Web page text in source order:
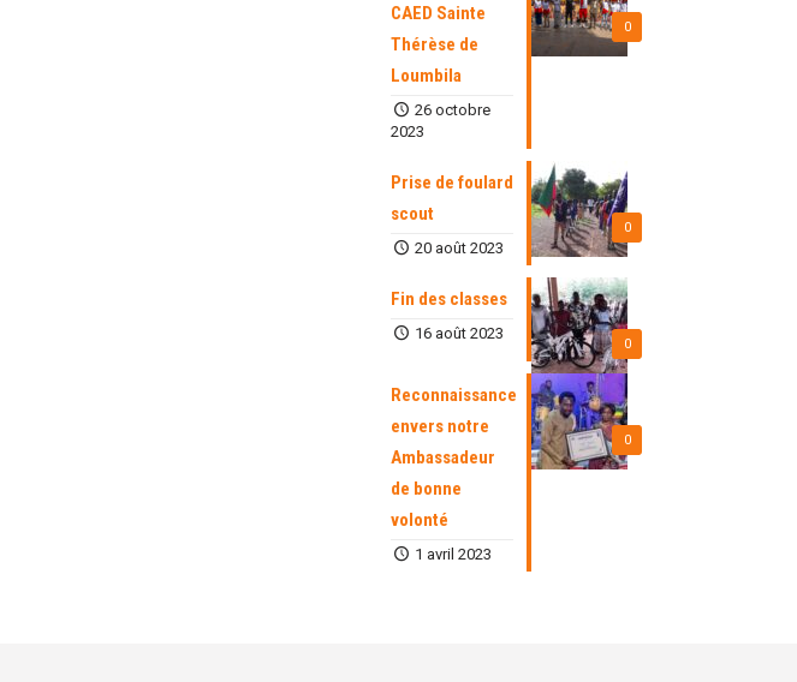
0
CAED Sainte
Thérèse de
Loumbila
26 octobre
2023
0
Prise de foulard
scout
20 août 2023
0
Fin des classes
16 août 2023
0
Reconnaissance
envers notre
Ambassadeur
de bonne
volonté
1 avril 2023